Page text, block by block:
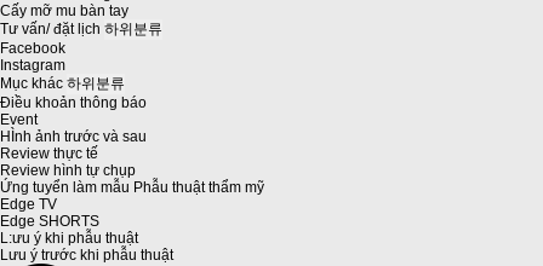
Cấy mỡ mu bàn tay
Tư vấn/ đặt lịch 하위분류
Facebook
Instagram
Mục khác 하위분류
Điều khoản thông báo
Event
HÌnh ảnh trước và sau
Review thực tế
Review hình tự chụp
Ứng tuyển làm mẫu Phẫu thuật thẩm mỹ
Edge TV
Edge SHORTS
L:ưu ý khi phẫu thuật
Lưu ý trước khi phẫu thuật